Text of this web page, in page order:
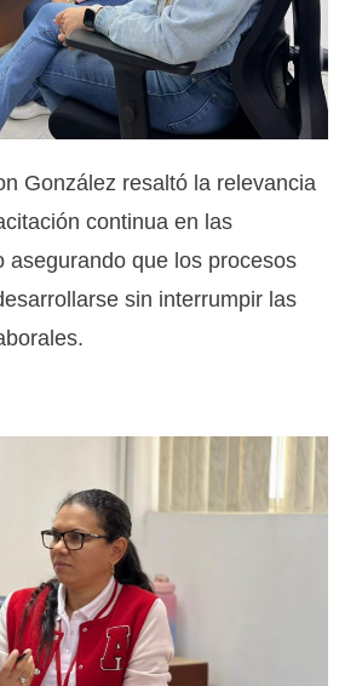
González resaltó la relevancia
continua en las
asegurando que los procesos
sin interrumpir las